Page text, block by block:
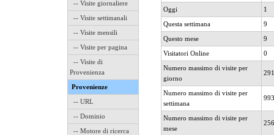
-- Visite giornaliere
-- Visite settimanali
-- Visite mensili
-- Visite per pagina
-- Visite di
Provenienza
Provenienze
-- URL
-- Dominio
-- Motore di ricerca
Oggi
1
Questa settimana
9
Questo mese
9
Visitatori Online
0
Numero massimo di visite per
giorno
291
Numero massimo di visite per
settimana
993
Numero massimo di visite per
mese